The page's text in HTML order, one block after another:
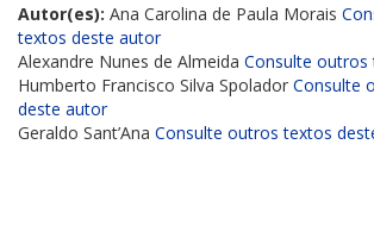
Autor(es): Ana Carolina de Paula Morais
textos deste autor
Alexandre Nunes de Almeida Consulte
Humberto Francisco Silva Spolador Consulte
deste autor
Geraldo Sant’Ana Consulte outros textos